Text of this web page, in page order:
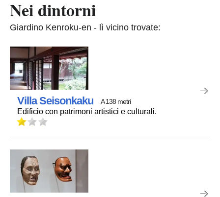
Nei dintorni
Giardino Kenroku-en - lì vicino trovate:
Villa Seisonkaku A 138 metri
Edificio con patrimoni artistici e culturali.